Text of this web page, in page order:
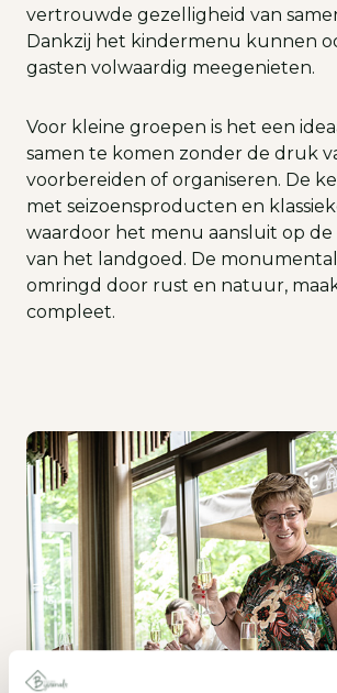
vertrouwde gezelligheid van
Dankzij het kindermenu kunnen
gasten volwaardig meegenieten.
Voor kleine groepen is het een
samen te komen zonder de druk
voorbereiden of organiseren. De
met seizoensproducten en
waardoor het menu aansluit op de
van het landgoed. De
omringd door rust en natuur,
compleet.